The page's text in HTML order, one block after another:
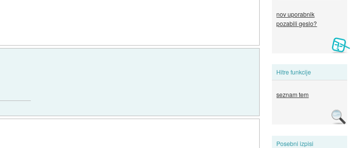
nov uporabnik
pozabili geslo?
Hitre funkcije
seznam tem
Posebni izpisi